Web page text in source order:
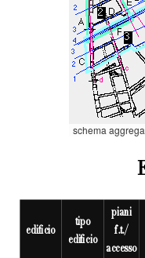
schema
edificio
tipo
edificio
piani
f.t./
accesso